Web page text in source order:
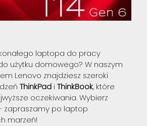
laptopa do pracy
użytku domowego? W naszym
Lenovo znajdziesz szeroki
ThinkPadi ThinkBook, które
oczekiwania. Wybierz
zapraszamy po laptop
marzeń!